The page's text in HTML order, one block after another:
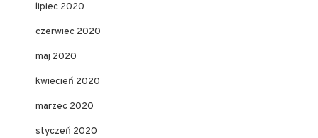
lipiec 2020
czerwiec 2020
maj 2020
kwiecień 2020
marzec 2020
styczeń 2020